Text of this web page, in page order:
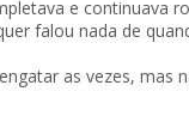
e continuava
falou nada de
as vezes, mas